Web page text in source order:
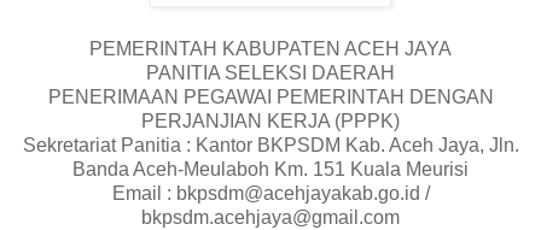
PEMERINTAH KABUPATEN ACEH JAYA
PANITIA SELEKSI DAERAH
PENERIMAAN PEGAWAI PEMERINTAH DENGAN
PERJANJIAN KERJA (PPPK)
Sekretariat Panitia : Kantor BKPSDM Kab. Aceh Jaya, Jln.
Banda Aceh-Meulaboh Km. 151 Kuala Meurisi
Email : bkpsdm@acehjayakab.go.id /
bkpsdm.acehjaya@gmail.com